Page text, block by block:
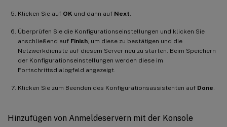
Klicken Sie auf OK und dann auf Next
Überprüfen Sie die Konfigurationseinstellungen und klicken Sie
anschließend auf Finish , um diese zu bestätigen und die
Netzwerkdienste auf diesem Server neu zu starten. Beim Speichern
der Konfigurationseinstellungen werden diese im
Fortschrittsdialogfeld angezeigt.
Klicken Sie zum Beenden des Konfigurationsassistenten auf Done
Hinzufügen von Anmeldeservern mit der Konsole